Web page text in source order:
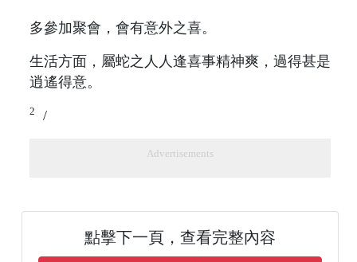
多參加聚會，會有意外之喜。
生活方面，屬蛇之人人逢喜事精神爽，過得甚是
逍遙得意。
2 /
Advertisements
點擊下一頁，查看完整內容